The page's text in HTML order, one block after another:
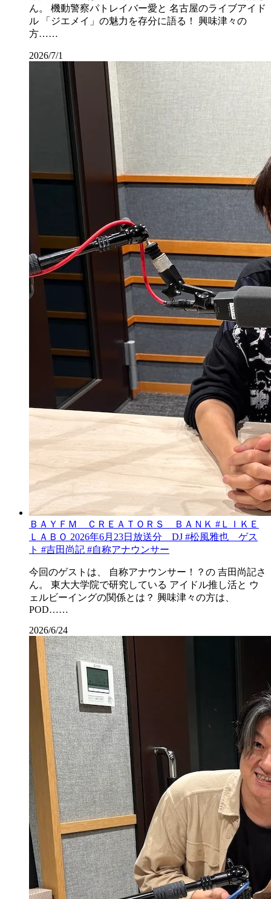
ん。 機動警察パトレイバー愛と 名古屋のライブアイド
ル 「ジエメイ」の魅力を存分に語る！ 興味津々の
方……
2026/7/1
ＢＡＹＦＭ ＣＲＥＡＴＯＲＳ ＢＡＮＫ #ＬＩＫＥ
ＬＡＢＯ 2026年6月23日放送分 DJ #松風雅也 ゲス
ト #吉田尚記 #自称アナウンサー
今回のゲストは、 自称アナウンサー！？の 吉田尚記さ
ん。 東大大学院で研究している アイドル推し活と ウ
ェルビーイングの関係とは？ 興味津々の方は、
POD……
2026/6/24